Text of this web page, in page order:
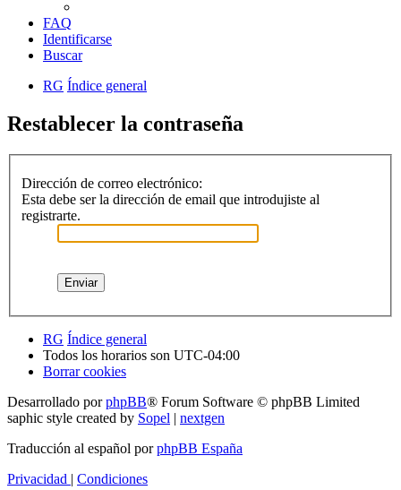
FAQ
Identificarse
Buscar
RG Índice general
Restablecer la contraseña
Dirección de correo electrónico:
Esta debe ser la dirección de email que introdujiste al
registrarte.
RG Índice general
Todos los horarios son UTC-04:00
Borrar cookies
Desarrollado porphpBB® Forum Software © phpBB Limited
saphic style created by Sopel | nextgen
Traducción al español porphpBB España
Privacidad | Condiciones